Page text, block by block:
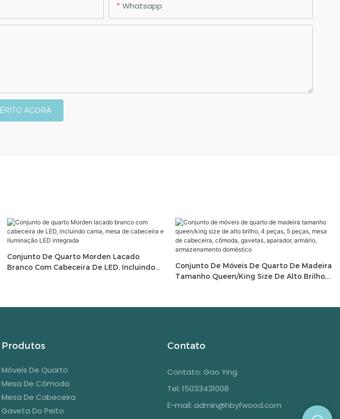
Whatsapp
AGORA
Conjunto De Quarto Morden Lacado
Branco Com Cabeceira De LED, Incluindo
Conjunto De Móveis De Quarto De Madeira
Tamanho Queen/king Size De Alto Brilho,
Armazenamento Doméstico
Produtos
Móveis De Quarto
Mesa De Cômoda
Mesa De Cabeceira
Gaveta Do Peito
Contato
Contato: Gao Ying
Tel: 15033431008
E-mail: admin@hbyfwood.com